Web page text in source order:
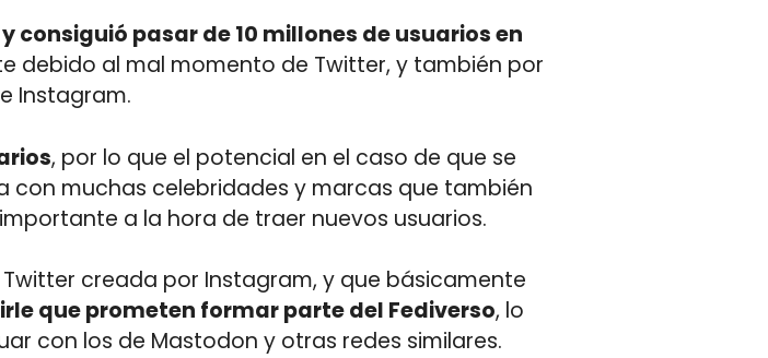
consiguió pasar de 10 millones de usuarios en
debido al mal momento de Twitter, y también por
Instagram.
, por lo que el potencial en el caso de que se
con muchas celebridades y marcas que también
a la hora de traer nuevos usuarios.
creada por Instagram, y que básicamente
que prometen formar parte del Fediverso, lo
con los de Mastodon y otras redes similares.